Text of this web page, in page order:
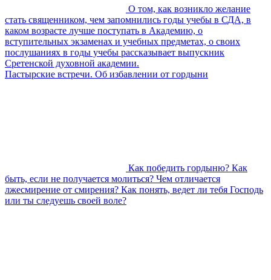
О том, как возникло желание
стать священником, чем запомнились годы учебы в СДА, в
каком возрасте лучше поступать в Академию, о
вступительных экзаменах и учебных предметах, о своих
послушаниях в годы учебы рассказывает выпускник
Сретенской духовной академии.
Пастырские встречи. Об избавлении от гордыни
Как победить гордыню? Как
быть, если не получается молиться? Чем отличается
лжесмирение от смирения? Как понять, ведет ли тебя Господь
или ты следуешь своей воле?